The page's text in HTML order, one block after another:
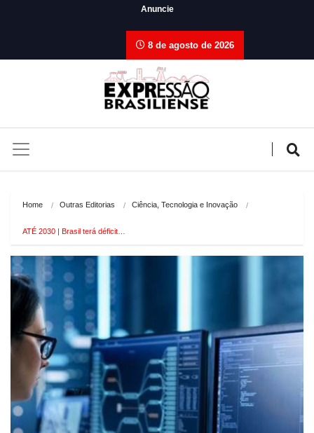
Anuncie
8 de agosto de 2026
Home Outras Editorias Ciência, Tecnologia e Inovação
ATÉ 2030 | Brasil terá déficit…